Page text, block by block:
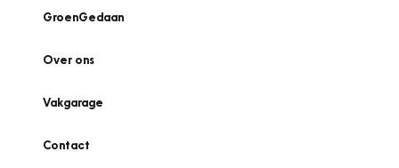
GroenGedaan
Over ons
Vakgarage
Contact